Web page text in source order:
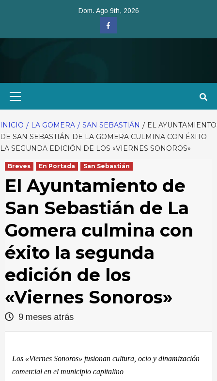
Dom. Ago 9th, 2026
Facebook
INICIO LA GOMERA SAN SEBASTIÁN
EL AYUNTAMIENTO
DE SAN SEBASTIÁN DE LA GOMERA CULMINA CON ÉXITO
LA SEGUNDA EDICIÓN DE LOS «VIERNES SONOROS»
Breves En Portada San Sebastián
El Ayuntamiento de
San Sebastián de La
Gomera culmina con
éxito la segunda
edición de los
«Viernes Sonoros»
9 meses atrás
Los «Viernes Sonoros» fusionan cultura, ocio y dinamización
comercial en el municipio capitalino